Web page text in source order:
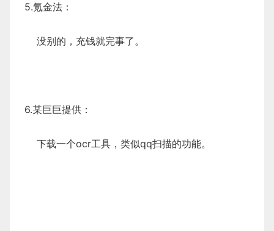
5.氪金法：
没别的，充钱就完事了。
6.某巨巨提供：
下载一个ocr工具，类似qq扫描的功能。